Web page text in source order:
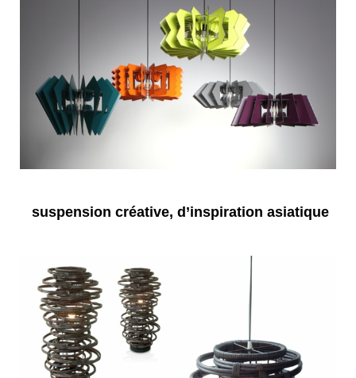
suspension créative, d’inspiration asiatique